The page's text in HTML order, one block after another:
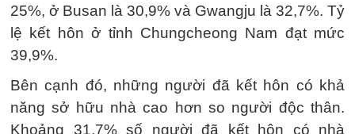
25%, ở Busan là 30,9% và Gwangju là 32,7%. Tỷ
lệ kết hôn ở tỉnh Chungcheong Nam đạt mức
39,9%.
Bên cạnh đó, những người đã kết hôn có khả
năng sở hữu nhà cao hơn so người độc thân.
Khoảng 31,7% số người đã kết hôn có nhà